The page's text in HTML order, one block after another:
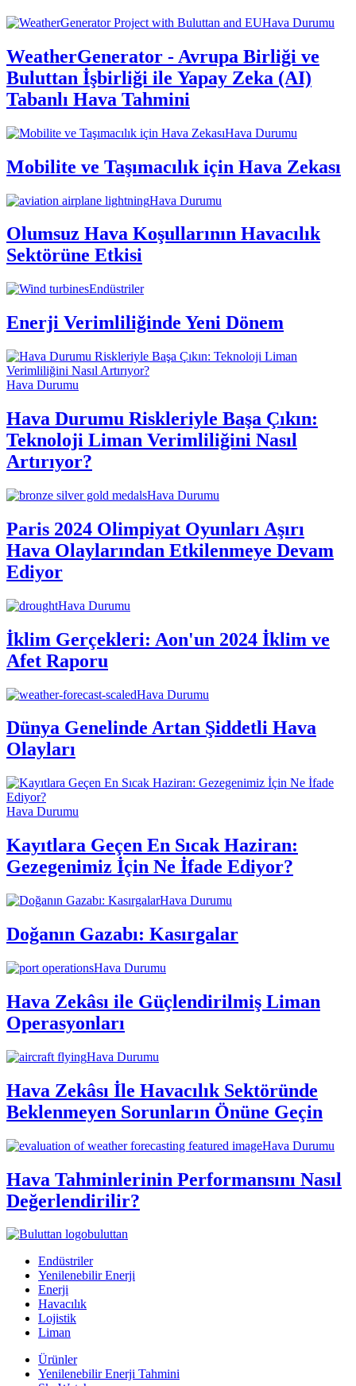
Hava Durumu
WeatherGenerator - Avrupa Birliği ve
Buluttan İşbirliği ile Yapay Zeka (AI)
Tabanlı Hava Tahmini
Hava Durumu
Mobilite ve Taşımacılık için Hava Zekası
Hava Durumu
Olumsuz Hava Koşullarının Havacılık
Sektörüne Etkisi
Endüstriler
Enerji Verimliliğinde Yeni Dönem
Hava Durumu
Hava Durumu Riskleriyle Başa Çıkın:
Teknoloji Liman Verimliliğini Nasıl
Artırıyor?
Hava Durumu
Paris 2024 Olimpiyat Oyunları Aşırı
Hava Olaylarından Etkilenmeye Devam
Ediyor
Hava Durumu
İklim Gerçekleri: Aon'un 2024 İklim ve
Afet Raporu
Hava Durumu
Dünya Genelinde Artan Şiddetli Hava
Olayları
Hava Durumu
Kayıtlara Geçen En Sıcak Haziran:
Gezegenimiz İçin Ne İfade Ediyor?
Hava Durumu
Doğanın Gazabı: Kasırgalar
Hava Durumu
Hava Zekâsı ile Güçlendirilmiş Liman
Operasyonları
Hava Durumu
Hava Zekâsı İle Havacılık Sektöründe
Beklenmeyen Sorunların Önüne Geçin
Hava Durumu
Hava Tahminlerinin Performansını Nasıl
Değerlendirilir?
buluttan
Endüstriler
Yenilenebilir Enerji
Enerji
Havacılık
Lojistik
Liman
Ürünler
Yenilenebilir Enerji Tahmini